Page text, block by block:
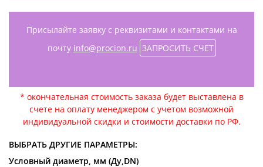
Присылайте заявку с реквизитами и контактами на
почту info@procion.ru ЗАПРОСИТЬ СЧЕТ
* окончательная стоимость заказа будет выставлена в
счете на оплату менеджером с учетом возможной
индивидуальной скидки и стоимости доставки по РФ.
ВЫБРАТЬ ДРУГИЕ ПАРАМЕТРЫ:
Условный диаметр, мм (Ду,DN)